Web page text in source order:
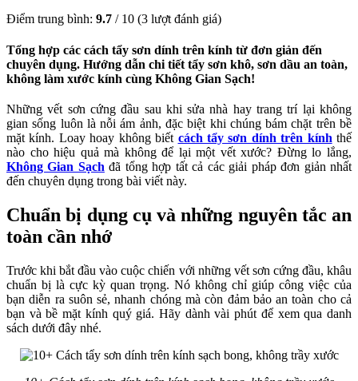
Điểm trung bình: 9.7 / 10 (3 lượt đánh giá)
Tổng hợp các cách tẩy sơn dính trên kính từ đơn giản đến
chuyên dụng. Hướng dẫn chi tiết tẩy sơn khô, sơn dầu an toàn,
không làm xước kính cùng Không Gian Sạch!
Những vết sơn cứng đầu sau khi sửa nhà hay trang trí lại không
gian sống luôn là nỗi ám ảnh, đặc biệt khi chúng bám chặt trên bề
mặt kính. Loay hoay không biết cách tẩy sơn dính trên kính thế
nào cho hiệu quả mà không để lại một vết xước? Đừng lo lắng,
Không Gian Sạch đã tổng hợp tất cả các giải pháp đơn giản nhất
đến chuyên dụng trong bài viết này.
Chuẩn bị dụng cụ và những nguyên tắc an
toàn cần nhớ
Trước khi bắt đầu vào cuộc chiến với những vết sơn cứng đầu, khâu
chuẩn bị là cực kỳ quan trọng. Nó không chỉ giúp công việc của
bạn diễn ra suôn sẻ, nhanh chóng mà còn đảm bảo an toàn cho cả
bạn và bề mặt kính quý giá. Hãy dành vài phút để xem qua danh
sách dưới đây nhé.